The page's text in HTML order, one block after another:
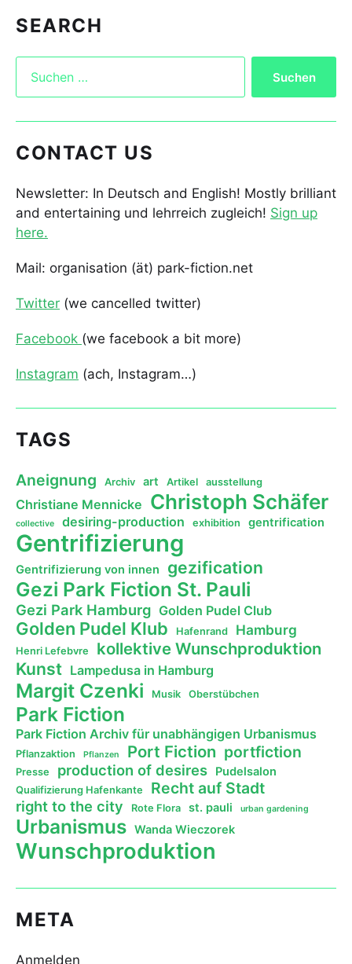
SEARCH
CONTACT US
Newsletter: In Deutsch and English! Mostly brilliant
and entertaining und lehrreich zugleich! Sign up
here.
Mail: organisation (ät) park-fiction.net
Twitter (we cancelled twitter)
Facebook (we facebook a bit more)
Instagram (ach, Instagram…)
TAGS
Aneignung Archiv art Artikel ausstellung
Christiane Mennicke Christoph Schäfer
collective desiring-production exhibition gentrification
Gentrifizierung
Gentrifizierung von innen gezification
Gezi Park Fiction St. Pauli
Gezi Park Hamburg Golden Pudel Club
Golden Pudel Klub Hafenrand Hamburg
Henri Lefebvre kollektive Wunschproduktion
Kunst Lampedusa in Hamburg
Margit Czenki Musik Oberstübchen
Park Fiction
Park Fiction Archiv für unabhängigen Urbanismus
Pflanzaktion Pflanzen Port Fiction portfiction
Presse production of desires Pudelsalon
Qualifizierung Hafenkante Recht auf Stadt
right to the city Rote Flora st. pauli urban gardening
Urbanismus Wanda Wieczorek
Wunschproduktion
META
Anmelden